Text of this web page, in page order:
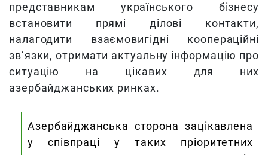
представникам українського бізнесу
встановити прямі ділові контакти,
налагодити взаємовигідні коопераційні
зв’язки, отримати актуальну інформацію про
ситуацію на цікавих для них
азербайджанських ринках.
Азербайджанська сторона зацікавлена
у співпраці у таких пріоритетних